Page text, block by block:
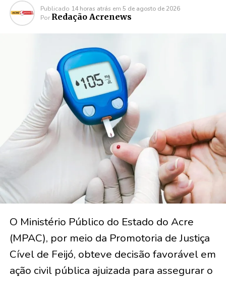
Publicado 14 horas atrás em 5 de agosto de 2026
Por Redação Acrenews
O Ministério Público do Estado do Acre
(MPAC), por meio da Promotoria de Justiça
Cível de Feijó, obteve decisão favorável em
ação civil pública ajuizada para assegurar o